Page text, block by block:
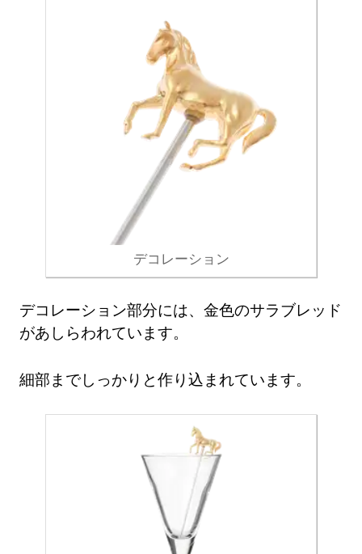
デコレーション
デコレーション部分には、金色のサラブレッド
があしらわれています。
細部までしっかりと作り込まれています。